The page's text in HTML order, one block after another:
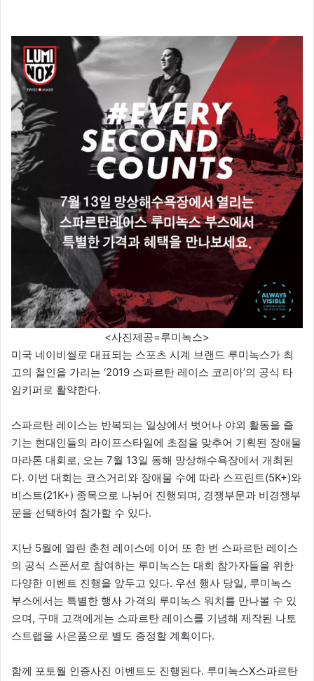
<사진제공=루미녹스>
미국 네이비씰로 대표되는 스포츠 시계 브랜드 루미녹스가 최
고의 철인을 가리는 ‘2019 스파르탄 레이스 코리아’의 공식 타
임키퍼로 활약한다.
스파르탄 레이스는 반복되는 일상에서 벗어나 야외 활동을 즐
기는 현대인들의 라이프스타일에 초점을 맞추어 기획된 장애물
마라톤 대회로, 오는 7월 13일 동해 망상해수욕장에서 개최된
다. 이번 대회는 코스거리와 장애물 수에 따라 스프린트(5K+)와
비스트(21K+) 종목으로 나뉘어 진행되며, 경쟁부문과 비경쟁부
문을 선택하여 참가할 수 있다.
지난 5월에 열린 춘천 레이스에 이어 또 한 번 스파르탄 레이스
의 공식 스폰서로 참여하는 루미녹스는 대회 참가자들을 위한
다양한 이벤트 진행을 앞두고 있다. 우선 행사 당일, 루미녹스
부스에서는 특별한 행사 가격의 루미녹스 워치를 만나볼 수 있
으며, 구매 고객에게는 스파르탄 레이스를 기념해 제작된 나토
스트랩을 사은품으로 별도 증정할 계획이다.
함께 포토월 인증사진 이벤트도 진행된다. 루미녹스X스파르탄